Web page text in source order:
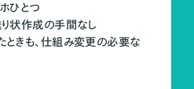
ひとつ
り状作成の手間なし
ときも、仕組み変更の必要な